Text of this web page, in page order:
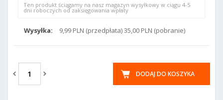
Ten produkt ściągamy na nasz magazyn wysyłkowy w ciągu 4-5
dni roboczych od zaksięgowania wpłaty
Wysyłka: 9,99 PLN (przedpłata) 35,00 PLN (pobranie)
DODAJ DO KOSZYKA